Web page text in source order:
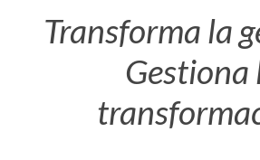
Transforma la
Gestiona